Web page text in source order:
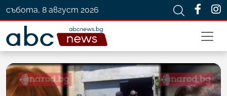
събота, 8 август 2026